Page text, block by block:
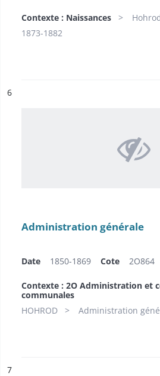
Contexte : Naissances
1873-1882
n°
6
Administration générale
Date 1850-1869 Cote 2O864
Contexte : 2O Administration et
communales
HOHROD
Administration
n°
7